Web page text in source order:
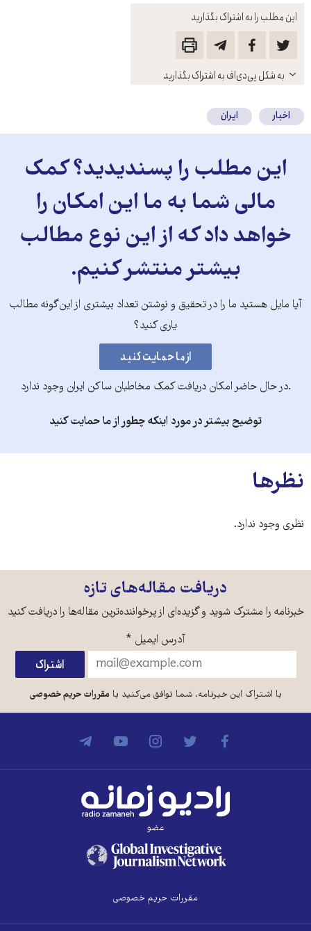
این مطلب را به اشتراک بگذارید
باز
کنید
به شکل پی‌دی‌اف به اشتراک بگذارید
اخبار ایران
این مطلب را پسندیدید؟ کمک
مالی شما به ما این امکان را
خواهد داد که از این نوع مطالب
بیشتر منتشر کنیم.
آیا مایل هستید ما را در تحقیق و نوشتن تعداد بیشتری از این‌گونه مطالب
یاری کنید؟
.در حال حاضر امکان دریافت کمک مخاطبان ساکن ایران وجود ندارد
توضیح بیشتر در مورد اینکه چطور از ما حمایت کنید
نظرها
نظری وجود ندارد.
دریافت مقاله‌های تازه
خبرنامه را مشترک شوید و گزیده‌ای از پرخواننده‌ترین مقاله‌ها را دریافت کنید
آدرس ایمیل *
با اشتراک این خبرنامه، شما توافق می‌کنید بامقررات حریم خصوصی
عضو
مقررات حریم خصوصی